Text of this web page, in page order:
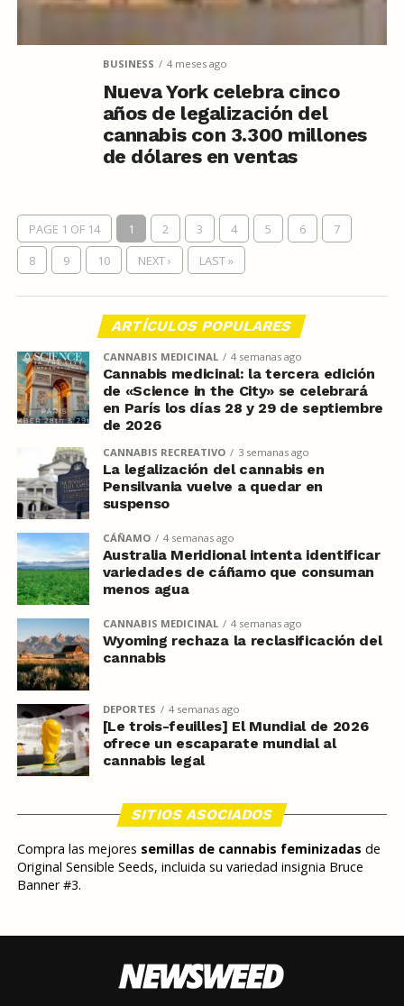
BUSINESS 4 meses ago
Nueva York celebra cinco
años de legalización del
cannabis con 3.300 millones
de dólares en ventas
PAGE 1 OF 14 1 2 3 4 5 6
7
8
9 10 NEXT › LAST »
ARTÍCULOS POPULARES
CANNABIS MEDICINAL 4 semanas ago
Cannabis medicinal: la tercera edición
de «Science in the City» se celebrará
en París los días 28 y 29 de septiembre
de 2026
CANNABIS RECREATIVO 3 semanas ago
La legalización del cannabis en
Pensilvania vuelve a quedar en
suspenso
CÁÑAMO 4 semanas ago
Australia Meridional intenta identificar
variedades de cáñamo que consuman
menos agua
CANNABIS MEDICINAL 4 semanas ago
Wyoming rechaza la reclasificación del
cannabis
DEPORTES 4 semanas ago
[Le trois-feuilles] El Mundial de 2026
ofrece un escaparate mundial al
cannabis legal
SITIOS ASOCIADOS
Compra las mejores semillas de cannabis feminizadas de
Original Sensible Seeds, incluida su variedad insignia Bruce
Banner #3.